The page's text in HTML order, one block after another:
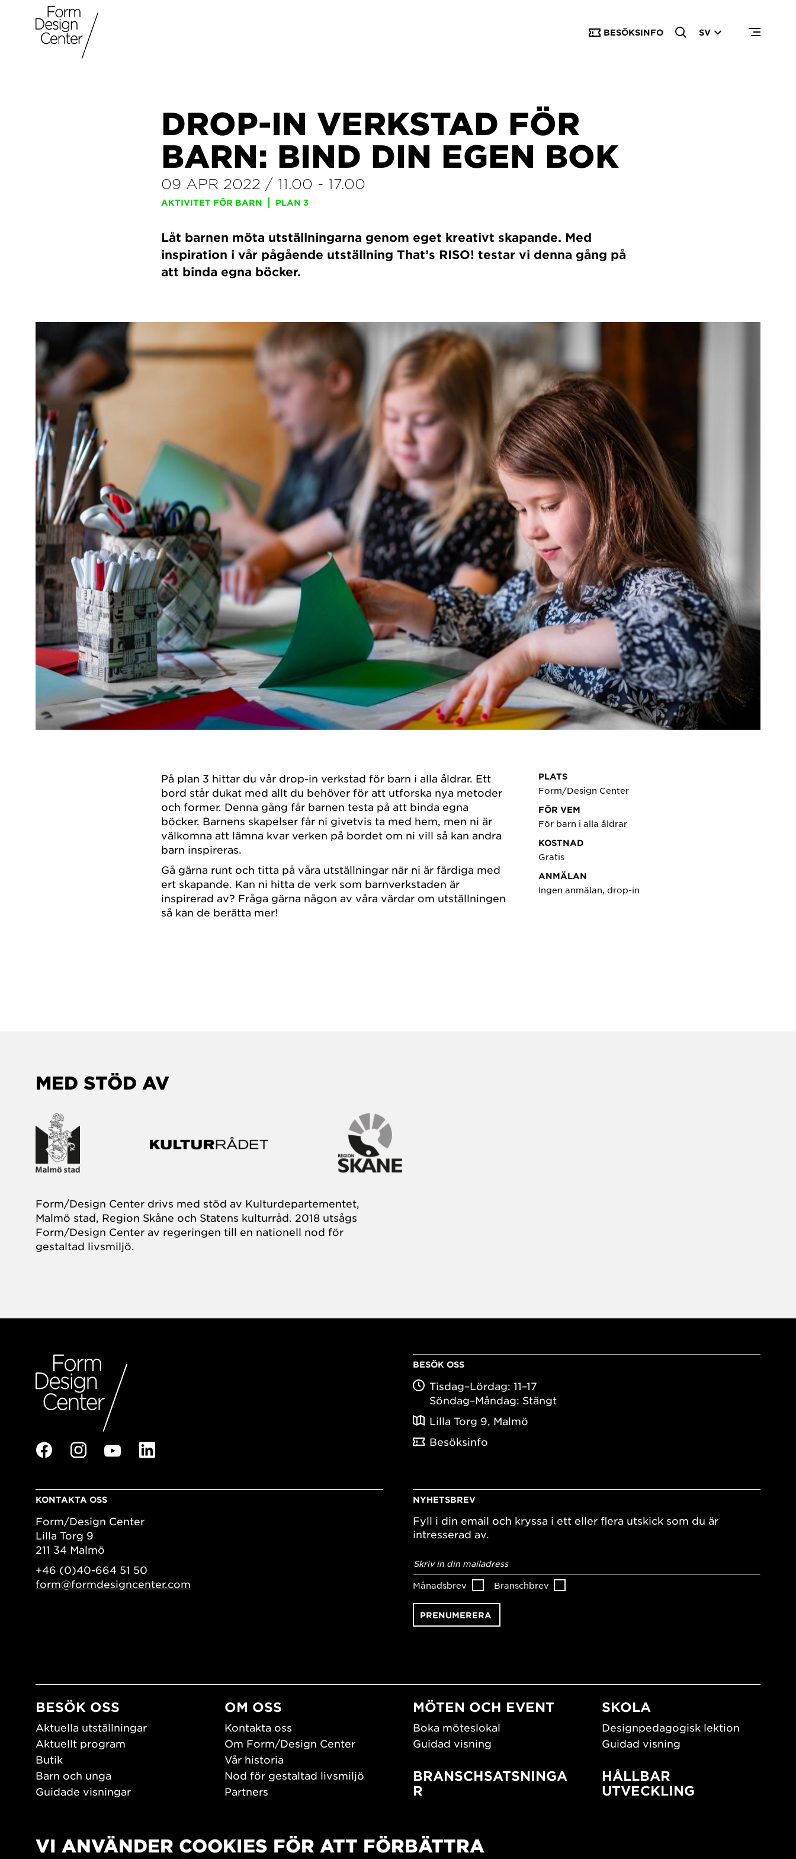
BESÖKSINFO SV
DROP-IN VERKSTAD FÖR
BARN: BIND DIN EGEN BOK
09 APR 2022 / 11.00 - 17.00
AKTIVITET FÖR BARN PLAN 3
Låt barnen möta utställningarna genom eget kreativt skapande. Med
inspiration i vår pågående utställning That’s RISO! testar vi denna gång på
att binda egna böcker.
På plan 3 hittar du vår drop-in verkstad för barn i alla åldrar. Ett
bord står dukat med allt du behöver för att utforska nya metoder
och former. Denna gång får barnen testa på att binda egna
böcker. Barnens skapelser får ni givetvis ta med hem, men ni är
välkomna att lämna kvar verken på bordet om ni vill så kan andra
barn inspireras.
Gå gärna runt och titta på våra utställningar när ni är färdiga med
ert skapande. Kan ni hitta de verk som barnverkstaden är
inspirerad av? Fråga gärna någon av våra värdar om utställningen
så kan de berätta mer!
PLATS
Form/Design Center
FÖR VEM
För barn i alla åldrar
KOSTNAD
Gratis
ANMÄLAN
Ingen anmälan, drop-in
MED STÖD AV
Form/Design Center drivs med stöd av Kulturdepartementet,
Malmö stad, Region Skåne och Statens kulturråd. 2018 utsågs
Form/Design Center av regeringen till en nationell nod för
gestaltad livsmiljö.
BESÖK OSS
Tisdag–Lördag: 11–17
Söndag–Måndag: Stängt
Lilla Torg 9, Malmö
Besöksinfo
KONTAKTA OSS
Form/Design Center
Lilla Torg 9
211 34 Malmö
+46 (0)40-664 51 50
form@formdesigncenter.com
NYHETSBREV
Fyll i din email och kryssa i ett eller flera utskick som du är
intresserad av.
postadress*
Månadsbrev Branschbrev
BESÖK OSS
Aktuella utställningar
Aktuellt program
Butik
Barn och unga
Guidade visningar
Öppettider
OM OSS
Kontakta oss
Om Form/Design Center
Vår historia
Nod för gestaltad livsmiljö
Partners
PLAY
MÖTEN OCH EVENT
Boka möteslokal
Guidad visning
BRANSCHSATSNINGA
R
Southern Sweden Design
SKOLA
Designpedagogisk lektion
Guidad visning
HÅLLBAR
UTVECKLING
VI ANVÄNDER COOKIES FÖR ATT FÖRBÄTTRA